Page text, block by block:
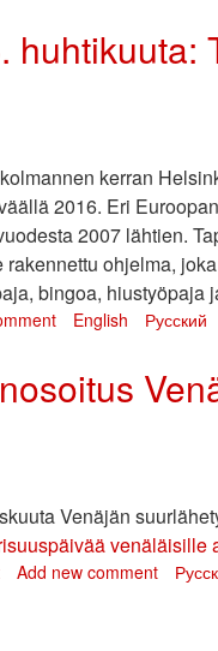
kerran
2016. Eri
2007 lähtien.
ohjelma,
bingoa, hiustyöpaja
English Русский
Venäjän
venäläisille
Add new comment